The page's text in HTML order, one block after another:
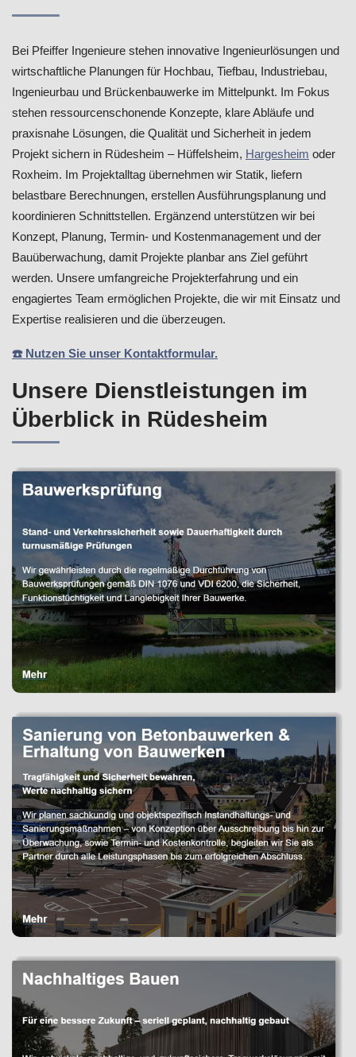
Bei Pfeiffer Ingenieure stehen innovative Ingenieurlösungen und
wirtschaftliche Planungen für Hochbau, Tiefbau, Industriebau,
Ingenieurbau und Brückenbauwerke im Mittelpunkt. Im Fokus
stehen ressourcenschonende Konzepte, klare Abläufe und
praxisnahe Lösungen, die Qualität und Sicherheit in jedem
Projekt sichern in Rüdesheim – Hüffelsheim, Hargesheim oder
Roxheim. Im Projektalltag übernehmen wir Statik, liefern
belastbare Berechnungen, erstellen Ausführungsplanung und
koordinieren Schnittstellen. Ergänzend unterstützen wir bei
Konzept, Planung, Termin- und Kostenmanagement und der
Bauüberwachung, damit Projekte planbar ans Ziel geführt
werden. Unsere umfangreiche Projekterfahrung und ein
engagiertes Team ermöglichen Projekte, die wir mit Einsatz und
Expertise realisieren und die überzeugen.
☎️ Nutzen Sie unser Kontaktformular.
Unsere Dienstleistungen im
Überblick in Rüdesheim